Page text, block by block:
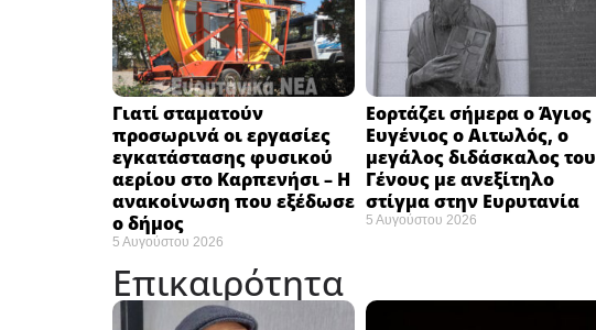
Γιατί σταματούν
προσωρινά οι εργασίες
εγκατάστασης φυσικού
αερίου στο Καρπενήσι – Η
ανακοίνωση που εξέδωσε
ο δήμος
5 Αυγούστου 2026
Εορτάζει σήμερα ο Άγιος
Ευγένιος ο Αιτωλός, ο
μεγάλος διδάσκαλος του
Γένους με ανεξίτηλο
στίγμα στην Ευρυτανία
5 Αυγούστου 2026
Επικαιρότητα